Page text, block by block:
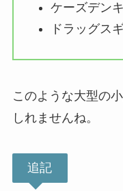
ケーズデン
ドラッグス
このような大型の
しれませんね。
追記